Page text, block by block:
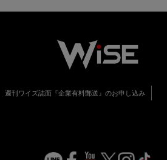
週刊ワイズ誌面『企業有料郵送』のお申し込み